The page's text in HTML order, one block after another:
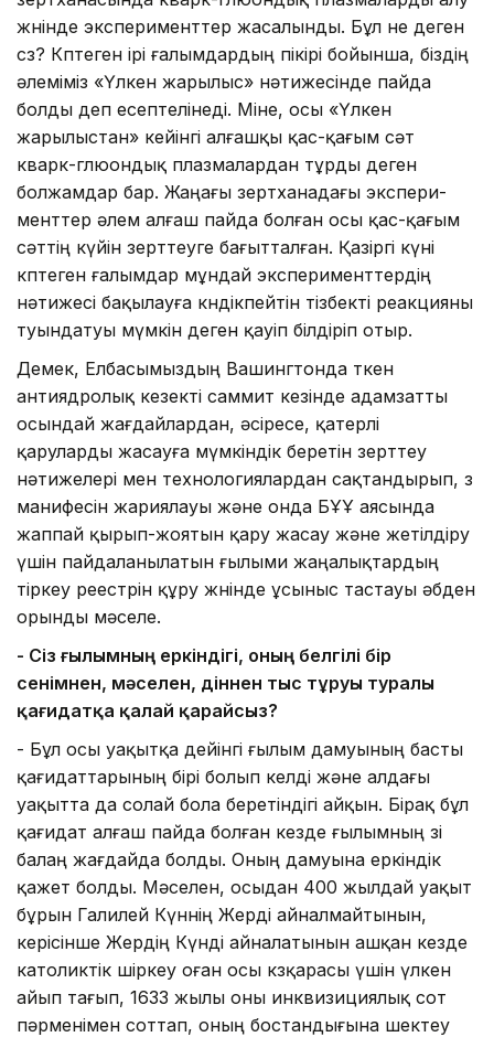
жөнінде эксперименттер жасалынды. Бұл не деген
сөз? Көптеген ірі ғалымдардың пікірі бойынша, біздің
әлеміміз «Үлкен жарылыс» нәтижесінде пайда
болды деп есептелінеді. Міне, осы «Үлкен
жарылыс­тан» кейінгі алғашқы қас-қағым сәт
кварк-глюондық плазмалардан тұрды деген
болжамдар бар. Жаңағы зерт­ханадағы экспери­
менттер әлем алғаш пай­да болған осы қас-қағым
сәттің күйін зерт­теуге бағыттал­ған. Қа­­зіргі күні
көптеген ға­лымдар мұндай экс­пе­рименттердің
нәтижесі ба­қылауға көн­дікпейтін тізбекті реакцияны
туындатуы мүмкін деген қауіп білдіріп отыр.
Демек, Елбасымыздың Вашинг­тонда өткен
антиядролық кезекті саммит кезінде адамзатты
осындай жағ­дай­лардан, әсіресе, қатерлі
қаруларды жасауға мүмкіндік беретін зерттеу
нәтижелері мен технология­лардан сақ­тандырып, өз
манифесін жарияла­уы және онда БҰҰ аясында
жаппай қы­рып-жоятын қару жасау және жетілдіру
үшін пайдаланылатын ғылыми жа­ңа­лық­тардың
тіркеу реестрін құру жөнінде ұсыныс тастауы әбден
орынды мәселе.
- Сіз ғылымның еркіндігі, оның белгілі бір
сенімнен, мәселен, діннен тыс тұ­руы туралы
қағидатқа қалай қа­­райсыз?
- Бұл осы уақытқа дейінгі ғылым дамуының басты
қағидаттарының бірі болып келді және алдағы
уақытта да солай бола беретіндігі айқын. Бірақ бұл
қағидат алғаш пайда болған кезде ғылымның өзі
балаң жағдайда болды. Оның дамуына еркіндік
қажет бол­ды. Мәселен, осыдан 400 жылдай уақыт
бұрын Галилей Күннің Жер­­ді айналмайтынын,
керісінше Жердің Күнді айналатынын ашқан кезде
католиктік шіркеу оған осы көзқарасы үшін үлкен
айып тағып, 1633 жылы оны инквизициялық сот
пәрменімен соттап, оның бостандығына шектеу